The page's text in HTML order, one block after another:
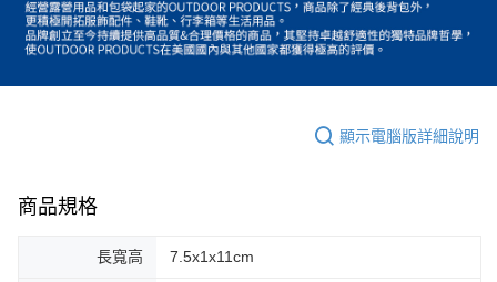
顯示電腦版詳細說明
商品規格
長寬高 7.5x1x11cm